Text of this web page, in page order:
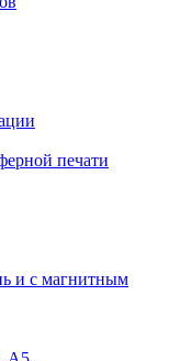
печати
и с магнитным